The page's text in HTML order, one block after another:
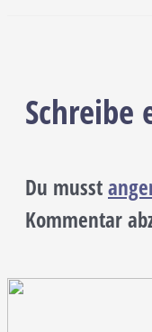
Schreibe
Du musst
Kommentar